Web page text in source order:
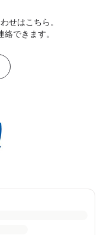
せはこちら。
できます。